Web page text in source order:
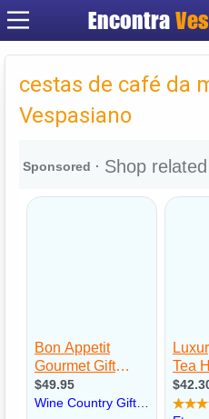
Encontra
cestas de café da
Vespasiano